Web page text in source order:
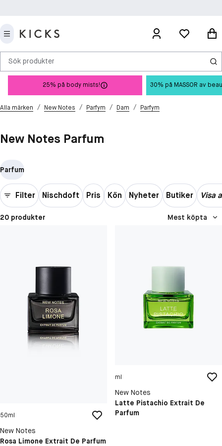
Sök produkter
25% på body mists! 30% på MASSOR av
Alla märken / New Notes / Parfym / Dam / Parfym
New Notes Parfum
Parfum
Filter Nischdoft Pris Kön Nyheter Butiker Visa
20 produkter Mest köpta
50ml
New Notes
Rosa Limone Extrait De Parfum
ml
New Notes
Latte Pistachio Extrait De
Parfum